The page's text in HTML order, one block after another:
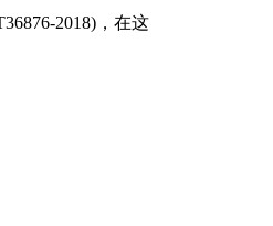
2018)，在这